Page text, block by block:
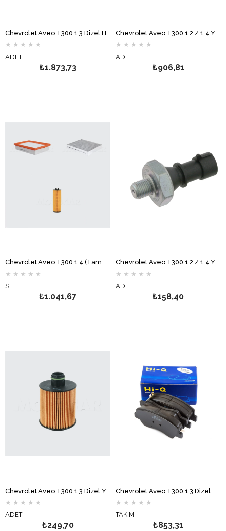
Chevrolet Aveo T300 1.3 Dizel Hidrolik Debriyaj Rulmanı SACHS
★ ★ ★ ★ ★
ADET
₺1.873,73
Chevrolet Aveo T300 1.2 / 1.4 Yağ Pompa Kapak Contası VİCTOR REİNZ
★ ★ ★ ★ ★
ADET
₺906,81
★ ★ ★ ★ ★
SET
₺1.041,67
Chevrolet Aveo T300 1.2 / 1.4 Yağ Müşürü FAE
★ ★ ★ ★ ★
ADET
₺158,40
Chevrolet Aveo T300 1.3 Dizel Yağ Filtresi MOTOCAR
★ ★ ★ ★ ★
ADET
₺249,70
Chevrolet Aveo T300 1.3 Dizel Ön Fren Balata Takımı Hİ-Q
★ ★ ★ ★ ★
TAKIM
₺853,31